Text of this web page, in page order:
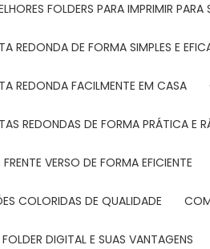
FOLDERS PARA IMPRIMIR PARA
REDONDA DE FORMA SIMPLES E
REDONDA FACILMENTE EM CASA
REDONDAS DE FORMA PRÁTICA E
VERSO DE FORMA EFICIENTE
COLORIDAS DE QUALIDADE
DIGITAL E SUAS VANTAGENS